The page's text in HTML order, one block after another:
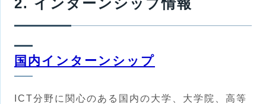
国内インターンシップ
ICT分野に関心のある国内の大学、大学院、高等